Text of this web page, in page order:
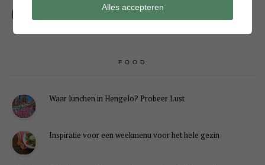
Sneeuwpopkrans maken om bij de voordeur te hangen
FOOD
Waar lunchen in Hengelo? Probeer Lust
Inspiratie voor een weekmenu voor het hele gezin
Alles accepteren